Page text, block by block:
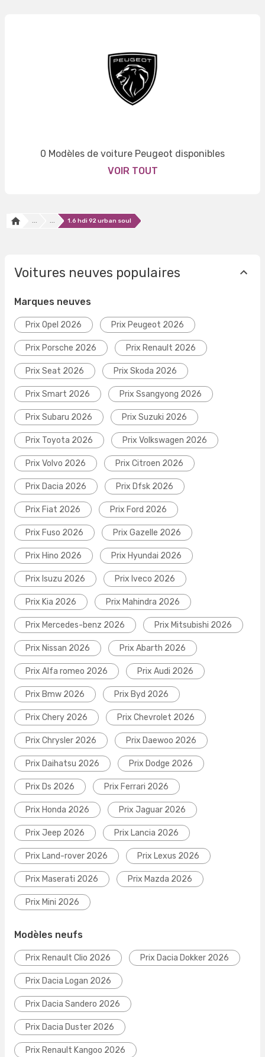
0 Modèles de voiture Peugeot disponibles
VOIR TOUT
... ... 1.6 hdi 92 urban soul
Voitures neuves populaires
Marques neuves
Prix Opel 2026 Prix Peugeot 2026
Prix Porsche 2026 Prix Renault 2026
Prix Seat 2026 Prix Skoda 2026
Prix Smart 2026 Prix Ssangyong 2026
Prix Subaru 2026 Prix Suzuki 2026
Prix Toyota 2026 Prix Volkswagen 2026
Prix Volvo 2026 Prix Citroen 2026
Prix Dacia 2026 Prix Dfsk 2026
Prix Fiat 2026 Prix Ford 2026
Prix Fuso 2026 Prix Gazelle 2026
Prix Hino 2026 Prix Hyundai 2026
Prix Isuzu 2026 Prix Iveco 2026
Prix Kia 2026 Prix Mahindra 2026
Prix Mercedes-benz 2026 Prix Mitsubishi 2026
Prix Nissan 2026 Prix Abarth 2026
Prix Alfa romeo 2026 Prix Audi 2026
Prix Bmw 2026 Prix Byd 2026
Prix Chery 2026 Prix Chevrolet 2026
Prix Chrysler 2026 Prix Daewoo 2026
Prix Daihatsu 2026 Prix Dodge 2026
Prix Ds 2026 Prix Ferrari 2026
Prix Honda 2026 Prix Jaguar 2026
Prix Jeep 2026 Prix Lancia 2026
Prix Land-rover 2026 Prix Lexus 2026
Prix Maserati 2026 Prix Mazda 2026
Prix Mini 2026
Modèles neufs
Prix Renault Clio 2026 Prix Dacia Dokker 2026
Prix Dacia Logan 2026
Prix Dacia Sandero 2026
Prix Dacia Duster 2026
Prix Renault Kangoo 2026